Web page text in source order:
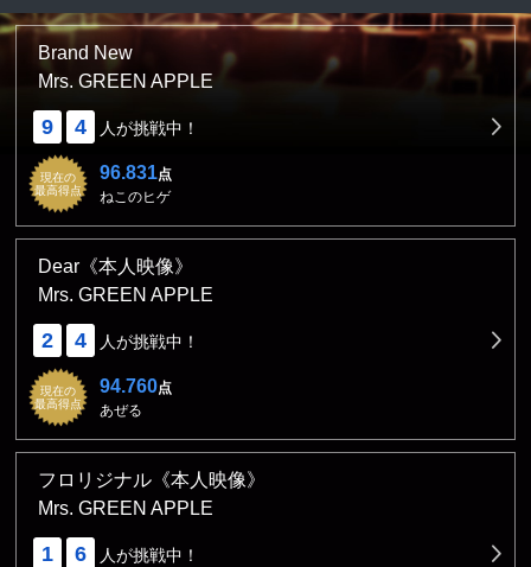
Brand New
Mrs. GREEN APPLE
9 4 人が挑戦中！
現在の
最高得点
96.831点
ねこのヒゲ
Dear《本人映像》
Mrs. GREEN APPLE
2 4 人が挑戦中！
現在の
最高得点
94.760点
あぜる
フロリジナル《本人映像》
Mrs. GREEN APPLE
1 6 人が挑戦中！